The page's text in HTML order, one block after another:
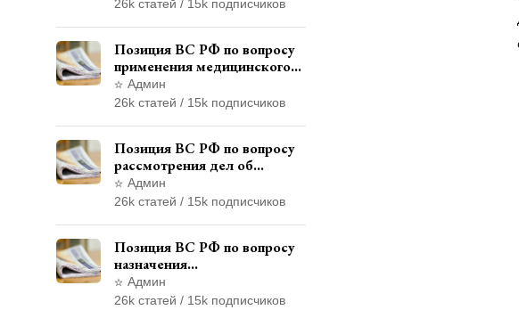
26k статей / 15k подписчиков
Позиция ВС РФ по вопросу
применения медицинского
освидетельствования
военнослужащих при
Админ
26k статей / 15k подписчиков
Позиция ВС РФ по вопросу
рассмотрения дел об
административных
правонарушениях по месту
ответственности
Админ
26k статей / 15k подписчиков
Позиция ВС РФ по вопросу
назначения
административного
наказания в виде лишения
Админ
26k статей / 15k подписчиков